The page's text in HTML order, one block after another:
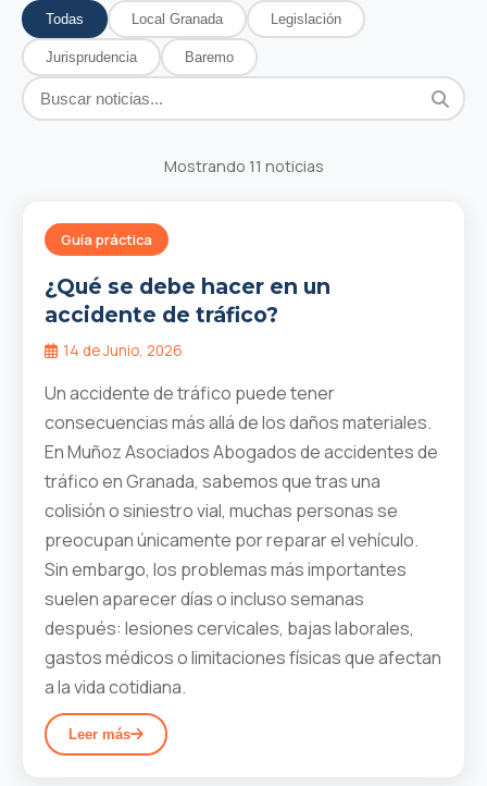
Todas Local Granada Legislación
Jurisprudencia Baremo
Mostrando 11 noticias
Guía práctica
¿Qué se debe hacer en un
accidente de tráfico?
14 de Junio, 2026
Un accidente de tráfico puede tener
consecuencias más allá de los daños materiales.
En Muñoz Asociados Abogados de accidentes de
tráfico en Granada, sabemos que tras una
colisión o siniestro vial, muchas personas se
preocupan únicamente por reparar el vehículo.
Sin embargo, los problemas más importantes
suelen aparecer días o incluso semanas
después: lesiones cervicales, bajas laborales,
gastos médicos o limitaciones físicas que afectan
a la vida cotidiana.
Leer más